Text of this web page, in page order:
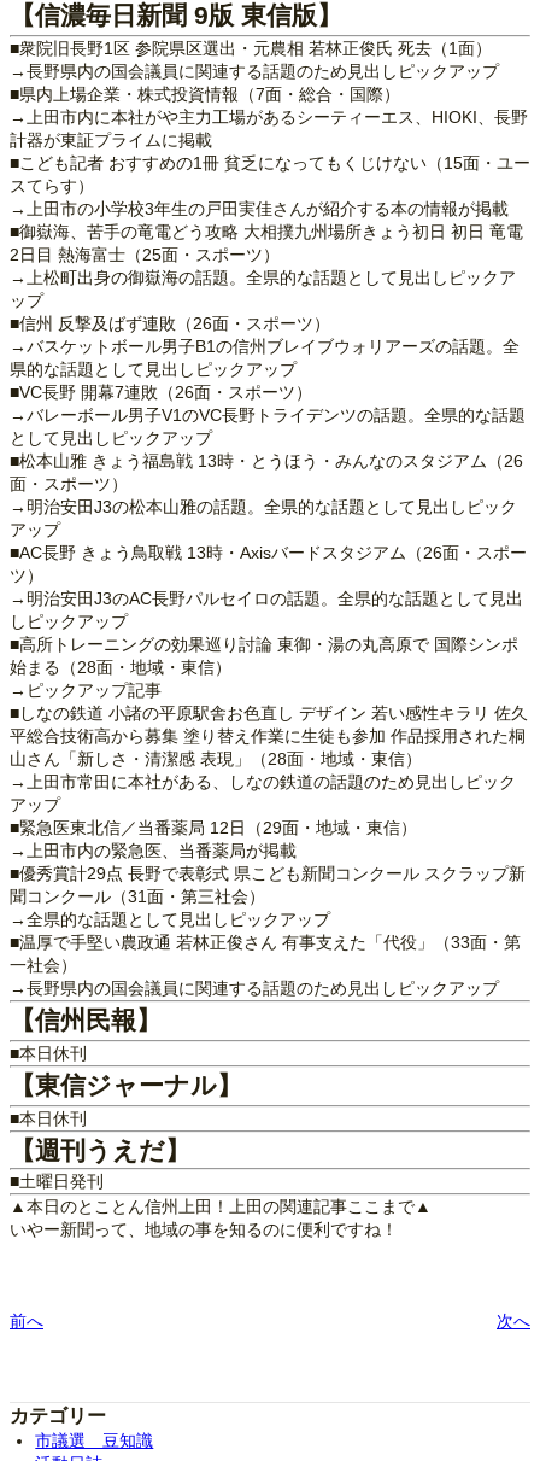
【信濃毎日新聞 9版 東信版】
■衆院旧長野1区 参院県区選出・元農相 若林正俊氏 死去（1面）
→長野県内の国会議員に関連する話題のため見出しピックアップ
■県内上場企業・株式投資情報（7面・総合・国際）
→上田市内に本社がや主力工場があるシーティーエス、HIOKI、長野
計器が東証プライムに掲載
■こども記者 おすすめの1冊 貧乏になってもくじけない（15面・ユー
スてらす）
→上田市の小学校3年生の戸田実佳さんが紹介する本の情報が掲載
■御嶽海、苦手の竜電どう攻略 大相撲九州場所きょう初日 初日 竜電
2日目 熱海富士（25面・スポーツ）
→上松町出身の御嶽海の話題。全県的な話題として見出しピックア
ップ
■信州 反撃及ばず連敗（26面・スポーツ）
→バスケットボール男子B1の信州ブレイブウォリアーズの話題。全
県的な話題として見出しピックアップ
■VC長野 開幕7連敗（26面・スポーツ）
→バレーボール男子V1のVC長野トライデンツの話題。全県的な話題
として見出しピックアップ
■松本山雅 きょう福島戦 13時・とうほう・みんなのスタジアム（26
面・スポーツ）
→明治安田J3の松本山雅の話題。全県的な話題として見出しピック
アップ
■AC長野 きょう鳥取戦 13時・Axisバードスタジアム（26面・スポー
ツ）
→明治安田J3のAC長野パルセイロの話題。全県的な話題として見出
しピックアップ
■高所トレーニングの効果巡り討論 東御・湯の丸高原で 国際シンポ
始まる（28面・地域・東信）
→ピックアップ記事
■しなの鉄道 小諸の平原駅舎お色直し デザイン 若い感性キラリ 佐久
平総合技術高から募集 塗り替え作業に生徒も参加 作品採用された桐
山さん「新しさ・清潔感 表現」（28面・地域・東信）
→上田市常田に本社がある、しなの鉄道の話題のため見出しピック
アップ
■緊急医東北信／当番薬局 12日（29面・地域・東信）
→上田市内の緊急医、当番薬局が掲載
■優秀賞計29点 長野で表彰式 県こども新聞コンクール スクラップ新
聞コンクール（31面・第三社会）
→全県的な話題として見出しピックアップ
■温厚で手堅い農政通 若林正俊さん 有事支えた「代役」（33面・第
一社会）
→長野県内の国会議員に関連する話題のため見出しピックアップ
【信州民報】
■本日休刊
【東信ジャーナル】
■本日休刊
【週刊うえだ】
■土曜日発刊
▲本日のとことん信州上田！上田の関連記事ここまで▲
いやー新聞って、地域の事を知るのに便利ですね！
前へ 次へ
カテゴリー
市議選 豆知識